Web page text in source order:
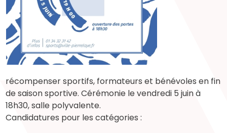
récompenser sportifs, formateurs et bénévoles en fin
de saison sportive. Cérémonie le vendredi 5 juin à
18h30, salle polyvalente.
Candidatures pour les catégories :